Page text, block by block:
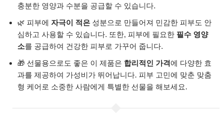
충분한 영양과 수분을 공급할 수 있습니다.
🌿 피부에 자극이 적은 성분으로 만들어져 민감한 피부도 안
심하고 사용할 수 있습니다. 또한, 피부에 필요한 필수 영양
소를 공급하여 건강한 피부로 가꾸어 줍니다.
🎁 선물용으로도 좋은 이 제품은 합리적인 가격에 다양한 효
과를 제공하여 가성비가 뛰어납니다. 피부 고민에 맞춘 맞춤
형 케어로 소중한 사람에게 특별한 선물을 해보세요.